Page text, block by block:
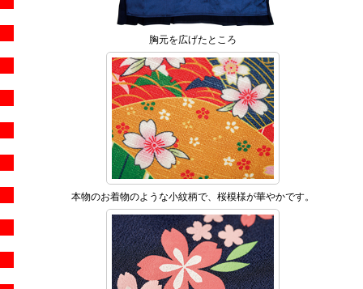
胸元を広げたところ
本物のお着物のような小紋柄で、桜模様が華やかです。